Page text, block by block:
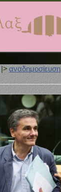
|> αναδημοσίευση